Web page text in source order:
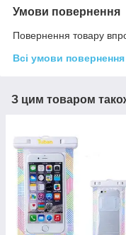
Умови повернення
Повернення товару
Всі умови повернення
З цим товаром